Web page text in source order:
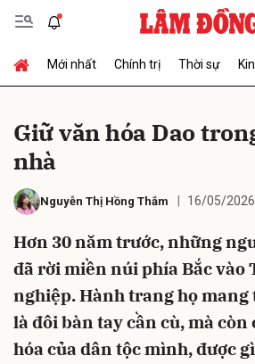
Mới nhất Chính trị Thời sự
Giữ văn hóa Dao
nhà
Nguyễn Thị Hồng Thắm 16/05/
Hơn 30 năm trước, những
đã rời miền núi phía Bắc vào
nghiệp. Hành trang họ mang
là đôi bàn tay cần cù, mà còn
hóa của dân tộc mình, được
Gửi bình luận